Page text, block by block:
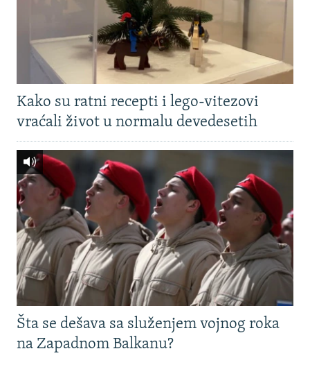
Kako su ratni recepti i lego-vitezovi
vraćali život u normalu devedesetih
Šta se dešava sa služenjem vojnog roka
na Zapadnom Balkanu?